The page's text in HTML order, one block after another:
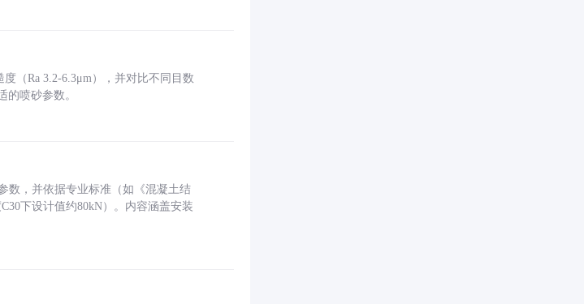
（Ra 3.2-6.3μm），并对比不同目数
的喷砂参数。
数，并依据专业标准（如《混凝土结
下设计值约80kN）。内容涵盖安装